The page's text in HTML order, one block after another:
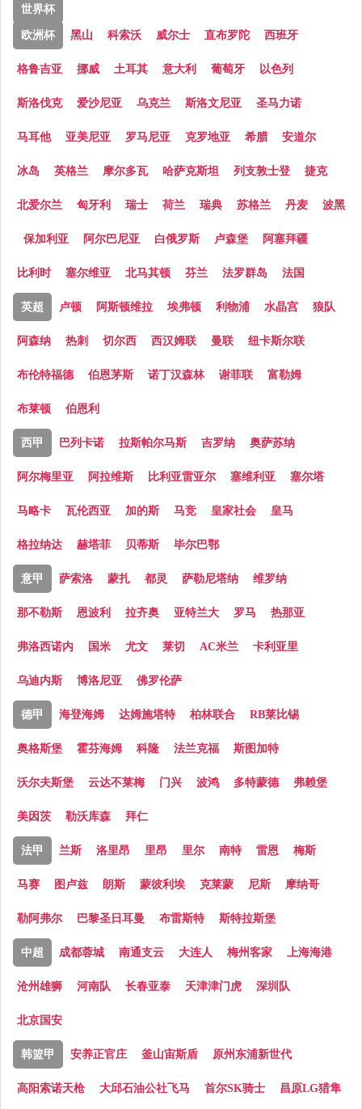
世界杯
欧洲杯 黑山 科索沃 威尔士 直布罗陀 西班牙
格鲁吉亚 挪威 土耳其 意大利 葡萄牙 以色列
斯洛伐克 爱沙尼亚 乌克兰 斯洛文尼亚 圣马力诺
马耳他 亚美尼亚 罗马尼亚 克罗地亚 希腊 安道尔
冰岛 英格兰 摩尔多瓦 哈萨克斯坦 列支敦士登 捷克
北爱尔兰 匈牙利 瑞士 荷兰 瑞典 苏格兰 丹麦 波黑
保加利亚 阿尔巴尼亚 白俄罗斯 卢森堡 阿塞拜疆
比利时 塞尔维亚 北马其顿 芬兰 法罗群岛 法国
英超 卢顿 阿斯顿维拉 埃弗顿 利物浦 水晶宫 狼队
阿森纳 热刺 切尔西 西汉姆联 曼联 纽卡斯尔联
布伦特福德 伯恩茅斯 诺丁汉森林 谢菲联 富勒姆
布莱顿 伯恩利
西甲 巴列卡诺 拉斯帕尔马斯 吉罗纳 奥萨苏纳
阿尔梅里亚 阿拉维斯 比利亚雷亚尔 塞维利亚 塞尔塔
马略卡 瓦伦西亚 加的斯 马竞 皇家社会 皇马
格拉纳达 赫塔菲 贝蒂斯 毕尔巴鄂
意甲 萨索洛 蒙扎 都灵 萨勒尼塔纳 维罗纳
那不勒斯 恩波利 拉齐奥 亚特兰大 罗马 热那亚
弗洛西诺内 国米 尤文 莱切 AC米兰 卡利亚里
乌迪内斯 博洛尼亚 佛罗伦萨
德甲 海登海姆 达姆施塔特 柏林联合 RB莱比锡
奥格斯堡 霍芬海姆 科隆 法兰克福 斯图加特
沃尔夫斯堡 云达不莱梅 门兴 波鸿 多特蒙德 弗赖堡
美因茨 勒沃库森 拜仁
法甲 兰斯 洛里昂 里昂 里尔 南特 雷恩 梅斯
马赛 图卢兹 朗斯 蒙彼利埃 克莱蒙 尼斯 摩纳哥
勒阿弗尔 巴黎圣日耳曼 布雷斯特 斯特拉斯堡
中超 成都蓉城 南通支云 大连人 梅州客家 上海海港
沧州雄狮 河南队 长春亚泰 天津津门虎 深圳队
北京国安
韩篮甲 安养正官庄 釜山宙斯盾 原州东浦新世代
高阳索诺天枪 大邱石油公社飞马 首尔SK骑士 昌原LG猎隼